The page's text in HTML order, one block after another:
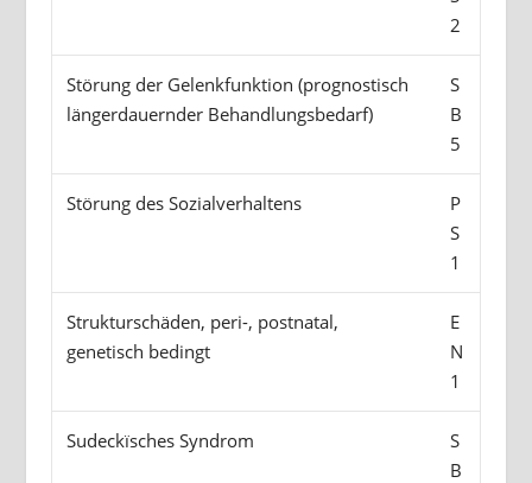
2
Störung der Gelenkfunktion (prognostisch
längerdauernder Behandlungsbedarf)
S
B
5
Störung des Sozialverhaltens
P
S
1
Strukturschäden, peri-, postnatal,
genetisch bedingt
E
N
1
Sudeckïsches Syndrom
S
B